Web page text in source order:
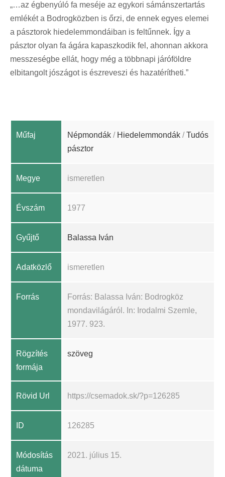
„…az égbenyúló fa meséje az egykori sámánszertartás
emlékét a Bodrogközben is őrzi, de ennek egyes elemei
a pásztorok hiedelemmondáiban is feltűnnek. Így a
pásztor olyan fa ágára kapaszkodik fel, ahonnan akkora
messzeségbe ellát, hogy még a többnapi járóföldre
elbitangolt jószágot is észreveszi és hazatérítheti.”
Műfaj Népmondák / Hiedelemmondák /Tudós
pásztor
Megye ismeretlen
Évszám 1977
Gyűjtő Balassa Iván
Adatközlő ismeretlen
Forrás
Forrás: Balassa Iván: Bodrogköz
mondavilágáról. In: Irodalmi Szemle,
1977. 923.
Rögzítés
formája
szöveg
Rövid Url https://csemadok.sk/?p=126285
ID 126285
Módosítás
dátuma
2021. július 15.